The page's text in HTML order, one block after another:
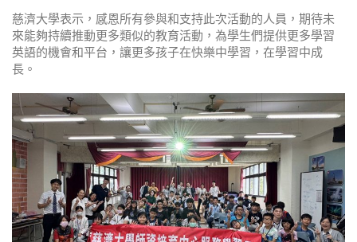
慈濟大學表示，感恩所有參與和支持此次活動的人員，期待未
來能夠持續推動更多類似的教育活動，為學生們提供更多學習
英語的機會和平台，讓更多孩子在快樂中學習，在學習中成
長。